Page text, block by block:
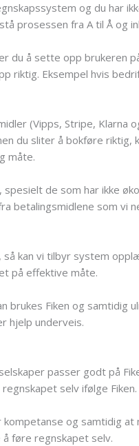
og du har
prosessen fra A til Å og
du å sette opp brukeren
riktig. Eksempel hvis
(Vipps, Stripe, Klarna
du sliter å bokføre
måte.
de som har ikke
betalingsmidlene som vi
kan vi tilbyr system
på effektive måte.
brukes Fiken og samtidig
hjelp underveis.
passer godt på
selv ifølge Fiken.
og samtidig
føre regnskapet selv.